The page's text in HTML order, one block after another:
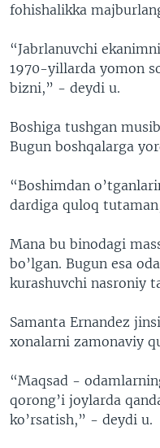
fohishalikka
“Jabrlanuvchi
1970-yillarda yomon
bizni,” - deydi u.
Boshiga tushgan
Bugun boshqalarga
“Boshimdan
dardiga quloq
Mana bu binodagi
bo’lgan. Bugun esa
kurashuvchi nasroniy
Samanta Ernandez
xonalarni zamonaviy
“Maqsad -
qorong’i joylarda
ko’rsatish,” - deydi u.